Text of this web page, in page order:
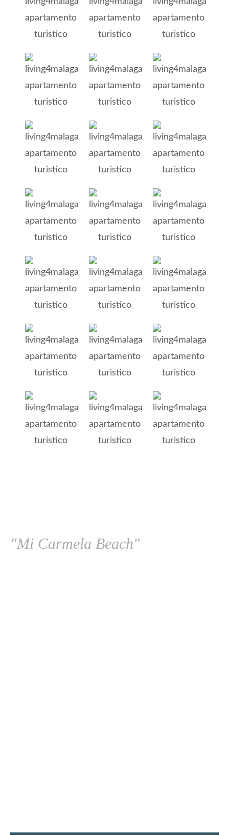
"Mi Carmela Beach"